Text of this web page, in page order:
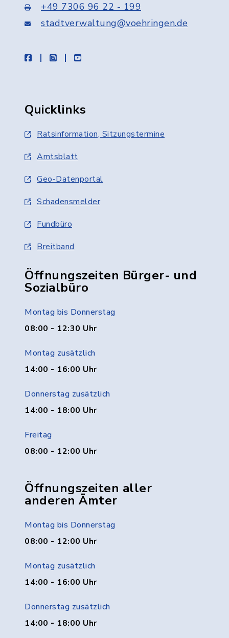
+49 7306 96 22 - 199
stadtverwaltung@voehringen.de
facebookinstagramyoutube
Quicklinks
Ratsinformation, Sitzungstermine
Amtsblatt
Geo-Datenportal
Schadensmelder
Fundbüro
Breitband
Öffnungszeiten Bürger- und
Sozialbüro
Montag bis Donnerstag
08:00 - 12:30 Uhr
Montag zusätzlich
14:00 - 16:00 Uhr
Donnerstag zusätzlich
14:00 - 18:00 Uhr
Freitag
08:00 - 12:00 Uhr
Öffnungszeiten aller
anderen Ämter
Montag bis Donnerstag
08:00 - 12:00 Uhr
Montag zusätzlich
14:00 - 16:00 Uhr
Donnerstag zusätzlich
14:00 - 18:00 Uhr